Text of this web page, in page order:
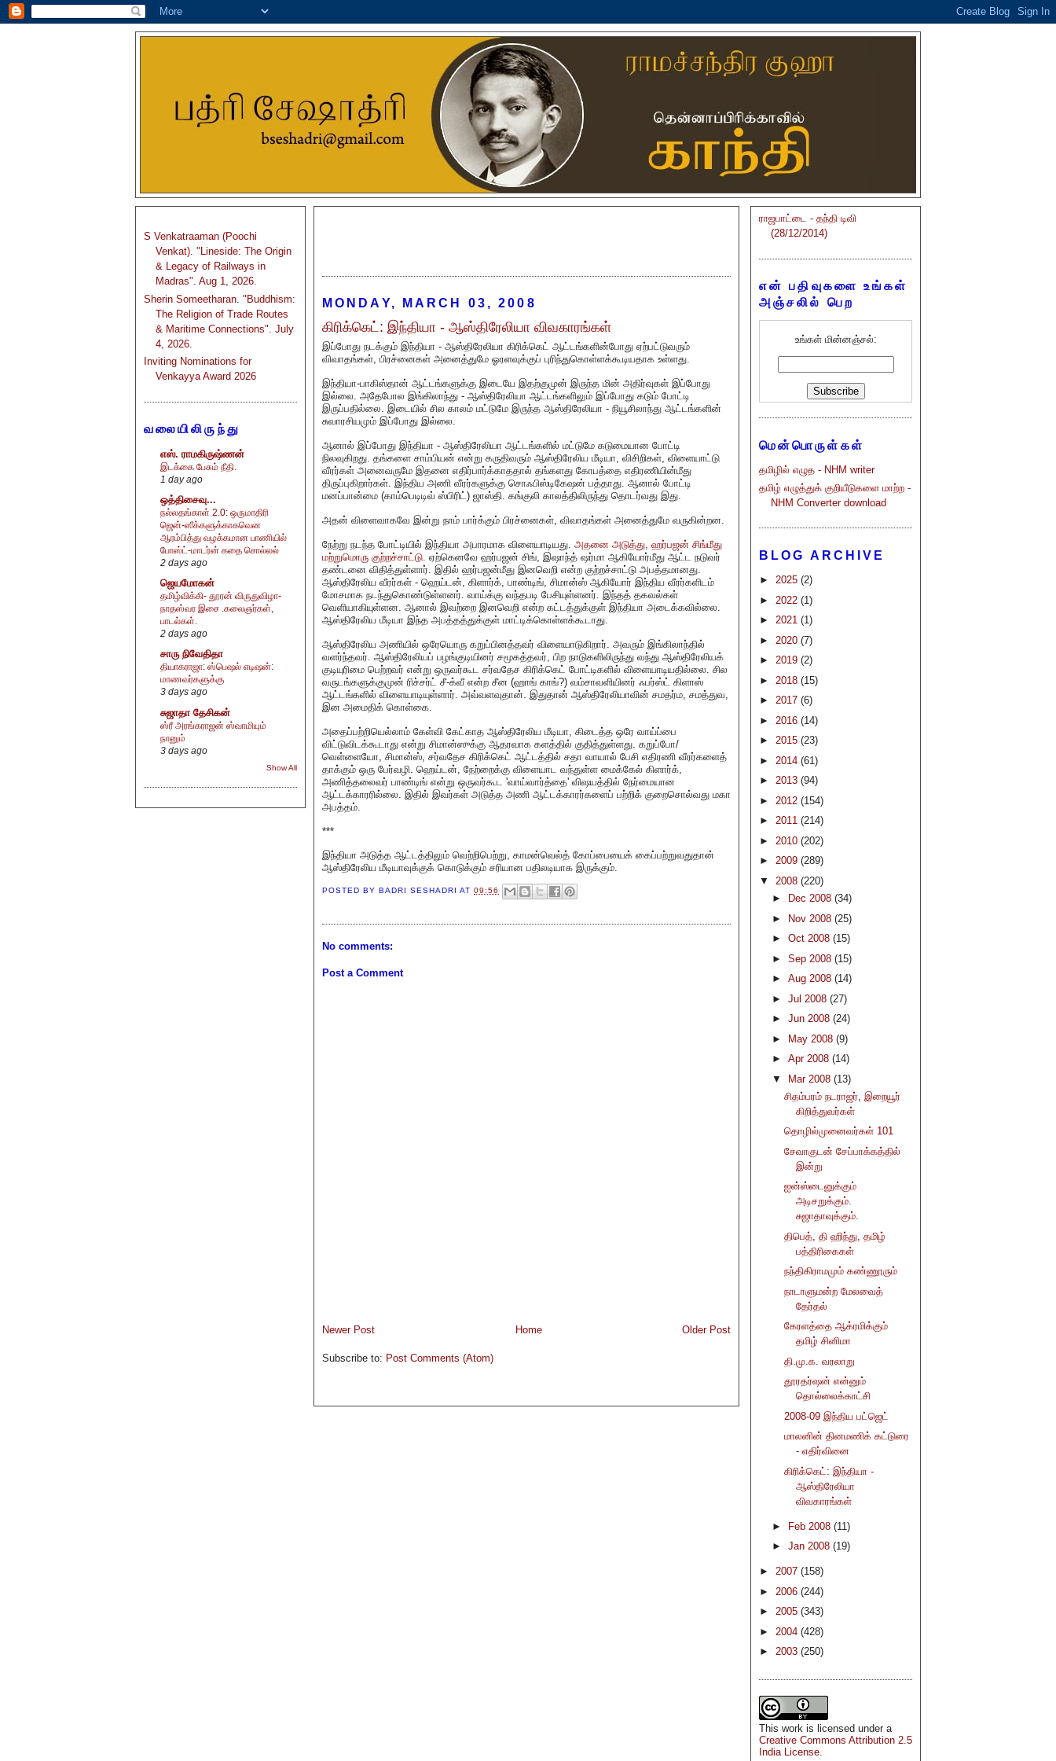
S Venkatraaman (Poochi
Venkat). "Lineside: The Origin
& Legacy of Railways in
Madras". Aug 1, 2026.
Sherin Someetharan. "Buddhism:
The Religion of Trade Routes
& Maritime Connections". July
4, 2026.
Inviting Nominations for
Venkayya Award 2026
வலையிலிருந்து
எஸ். ராமகிருஷ்ணன்
இடக்கை பேசும் நீதி.
1 day ago
ஒத்திசைவு...
நல்லதங்காள் 2.0: ஒருமாதிரி
ஜென்-ஸீக்களுக்காகவென
ஆரம்பித்து வழக்கமான பாணியில்
போஸ்ட்-மாடர்ன் கதை சொல்லல்
2 days ago
ஜெயமோகன்
தமிழ்விக்கி- தூரன் விருதுவிழா-
நாதஸ்வர இசை .கலைஞர்கள்,
பாடல்கள்.
2 days ago
சாரு நிவேதிதா
தியாகராஜா: ஸ்பெஷல் எடிஷன்:
மாணவர்களுக்கு
3 days ago
சுஜாதா தேசிகன்
ஸ்ரீ அரங்கராஜன் ஸ்வாமியும்
நானும்
3 days ago
Show All
MONDAY, MARCH 03, 2008
கிரிக்கெட்: இந்தியா - ஆஸ்திரேலியா விவகாரங்கள்
இப்போது நடக்கும் இந்தியா - ஆஸ்திரேலியா கிரிக்கெட் ஆட்டங்களின்போது ஏற்பட்டுவரும்
விவாதங்கள், பிரச்னைகள் அனைத்துமே ஓரளவுக்குப் புரிந்துகொள்ளக்கூடியதாக உள்ளது.
இந்தியா-பாகிஸ்தான் ஆட்டங்களுக்கு இடையே இதற்குமுன் இருந்த மின் அதிர்வுகள் இப்போது
இல்லை. அதேபோல இங்கிலாந்து - ஆஸ்திரேலியா ஆட்டங்களிலும் இப்போது கடும் போட்டி
இருப்பதில்லை. இடையில் சில காலம் மட்டுமே இருந்த ஆஸ்திரேலியா - நியூசிலாந்து ஆட்டங்களின்
சுவாரசியமும் இப்போது இல்லை.
ஆனால் இப்போது இந்தியா - ஆஸ்திரேலியா ஆட்டங்களில் மட்டுமே கடுமையான போட்டி
நிலவுகிறது. தங்களை சாம்பியன் என்று கருதிவரும் ஆஸ்திரேலிய மீடியா, விசிறிகள், விளையாட்டு
வீரர்கள் அனைவருமே இதனை எதிர்பார்க்காததால் தங்களது கோபத்தை எதிரணியின்மீது
திருப்புகிறார்கள். இந்திய அணி வீரர்களுக்கு சொஃபிஸ்டிகேஷன் பத்தாது. ஆனால் போட்டி
மனப்பான்மை (காம்பெடிடிவ் ஸ்பிரிட்) ஜாஸ்தி. கங்குலி காலத்திலிருந்து தொடர்வது இது.
அதன் விளைவாகவே இன்று நாம் பார்க்கும் பிரச்னைகள், விவாதங்கள் அனைத்துமே வருகின்றன.
நேற்று நடந்த போட்டியில் இந்தியா அபாரமாக விளையாடியது. அதனை அடுத்து, ஹர்பஜன் சிங்மீது
மற்றுமொரு குற்றச்சாட்டு. ஏற்கெனவே ஹர்பஜன் சிங், இஷாந்த் ஷர்மா ஆகியோர்மீது ஆட்ட நடுவர்
தண்டனை விதித்துள்ளார். இதில் ஹர்பஜன்மீது இனவெறி என்ற குற்றச்சாட்டு அபத்தமானது.
ஆஸ்திரேலிய வீரர்கள் - ஹெய்டன், கிளார்க், பாண்டிங், சிமான்ஸ் ஆகியோர் இந்திய வீரர்களிடம்
மோசமாக நடந்துகொண்டுள்ளனர். வாய்க்கு வந்தபடி பேசியுள்ளனர். இந்தத் தகவல்கள்
வெளியாகியுள்ளன. ஆனால் இவற்றை இனவெறி என்ற கட்டத்துக்குள் இந்தியா அடைக்கவில்லை.
ஆஸ்திரேலிய மீடியா இந்த அபத்தத்துக்குள் மாட்டிக்கொள்ளக்கூடாது.
ஆஸ்திரேலிய அணியில் ஒரேயொரு கறுப்பினத்தவர் விளையாடுகிறார். அவரும் இங்கிலாந்தில்
வளர்ந்தவர். ஆஸ்திரேலியப் பழங்குடியினர் சமூகத்தவர், பிற நாடுகளிலிருந்து வந்து ஆஸ்திரேலியக்
குடியுரிமை பெற்றவர் என்று ஒருவர்கூட சர்வதேச கிரிக்கெட் போட்டிகளில் விளையாடியதில்லை. சில
வருடங்களுக்குமுன் ரிச்சர்ட் சீ-க்வீ என்ற சீன (ஹாங் காங்?) வம்சாவளியினர் ஃபர்ஸ்ட் கிளாஸ்
ஆட்டங்களில் விளையாடியுள்ளார். அவ்வளவுதான். இதுதான் ஆஸ்திரேலியாவின் சமதர்ம, சமத்துவ,
இன அமைதிக் கொள்கை.
அதைப்பற்றியெல்லாம் கேள்வி கேட்காத ஆஸ்திரேலிய மீடியா, கிடைத்த ஒரே வாய்ப்பை
விட்டுவிடக்கூடாது என்று சிமான்ஸுக்கு ஆதரவாக களத்தில் குதித்துள்ளது. கறுப்போ/
வெள்ளையோ, சிமான்ஸ், சர்வதேச கிரிக்கெட் ஆட்டத்தில் சதா வாயால் பேசி எதிரணி வீரர்களைத்
தாக்கும் ஒரு பேர்வழி. ஹெய்டன், நேற்றைக்கு விளையாட வந்துள்ள மைக்கேல் கிளார்க்,
அணித்தலைவர் பாண்டிங் என்று ஒருவர்கூட 'வாய்வார்த்தை' விஷயத்தில் நேர்மையான
ஆட்டக்காரரில்லை. இதில் இவர்கள் அடுத்த அணி ஆட்டக்காரர்களைப் பற்றிக் குறைசொல்வது மகா
அபத்தம்.
***
இந்தியா அடுத்த ஆட்டத்திலும் வெற்றிபெற்று, காமன்வெல்த் கோப்பையைக் கைப்பற்றுவதுதான்
ஆஸ்திரேலிய மீடியாவுக்குக் கொடுக்கும் சரியான பதிலடியாக இருக்கும்.
POSTED BY BADRI SESHADRI AT09:56
No comments:
Post a Comment
Newer Post Older Post
Home
Subscribe to: Post Comments (Atom)
ராஜபாட்டை - தந்தி டிவி
(28/12/2014)
என் பதிவுகளை உங்கள்
அஞ்சலில் பெற
உங்கள் மின்னஞ்சல்:
மென்பொருள்கள்
தமிழில் எழுத - NHM writer
தமிழ் எழுத்துக் குறியீடுகளை மாற்ற -
NHM Converter download
BLOG ARCHIVE
► 2025 (2)
► 2022 (1)
► 2021 (1)
► 2020 (7)
► 2019 (2)
► 2018 (15)
► 2017 (6)
► 2016 (14)
► 2015 (23)
► 2014 (61)
► 2013 (94)
► 2012 (154)
► 2011 (214)
► 2010 (202)
► 2009 (289)
▼ 2008 (220)
►
Dec 2008 (34)
► Nov 2008 (25)
► Oct 2008 (15)
► Sep 2008 (15)
► Aug 2008 (14)
► Jul 2008 (27)
► Jun 2008 (24)
► May 2008 (9)
► Apr 2008 (14)
▼ Mar 2008 (13)
சிதம்பரம் நடராஜர், இறையூர்
கிறித்துவர்கள்
தொழில்முனைவர்கள் 101
சேவாகுடன் சேப்பாக்கத்தில்
இன்று
ஐன்ஸ்டைனுக்கும்
அடிசறுக்கும்.
சுஜாதாவுக்கும்.
திபெத், தி ஹிந்து, தமிழ்
பத்திரிகைகள்
நந்திகிராமமும் கண்ணூரும்
நாடாளுமன்ற மேலவைத்
தேர்தல்
கேரளத்தை ஆக்ரமிக்கும்
தமிழ் சினிமா
தி.மு.க. வரலாறு
தூரதர்ஷன் என்னும்
தொல்லைக்காட்சி
2008-09 இந்திய பட்ஜெட்
மாலனின் தினமணிக் கட்டுரை
- எதிர்வினை
கிரிக்கெட்: இந்தியா -
ஆஸ்திரேலியா
விவகாரங்கள்
► Feb 2008 (11)
► Jan 2008 (19)
► 2007 (158)
► 2006 (244)
► 2005 (343)
► 2004 (428)
► 2003 (250)
This work is licensed under a
Creative Commons Attribution 2.5
India License